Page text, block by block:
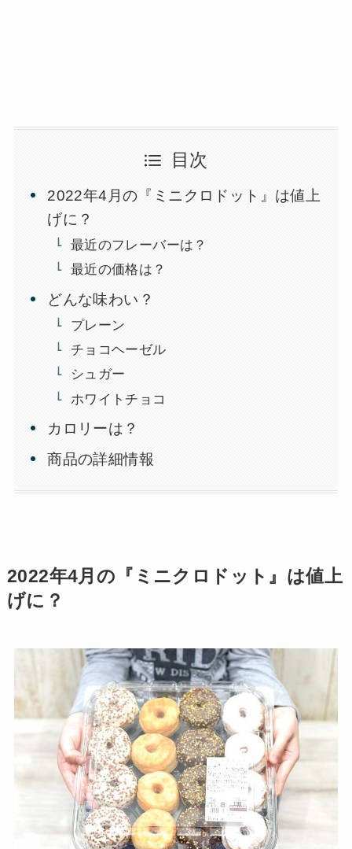
目次
2022年4月の『ミニクロドット』は値上
げに？
最近のフレーバーは？
最近の価格は？
どんな味わい？
プレーン
チョコヘーゼル
シュガー
ホワイトチョコ
カロリーは？
商品の詳細情報
2022年4月の『ミニクロドット』は値上
げに？